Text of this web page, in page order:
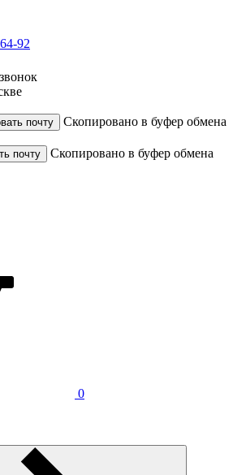
92
почту
Скопировано в буфер обмена
почту Скопировано в буфер обмена
0